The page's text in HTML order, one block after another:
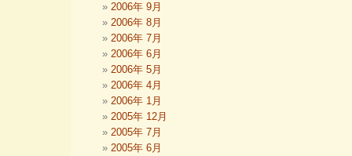
2006年 9月
2006年 8月
2006年 7月
2006年 6月
2006年 5月
2006年 4月
2006年 1月
2005年 12月
2005年 7月
2005年 6月